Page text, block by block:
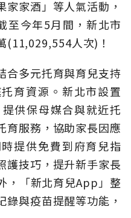
家酒」等人氣活動，
至今年5月間，新北市
(11,029,554人次)！
合多元托育與育兒支持
育資源。新北市設置
供保母媒合與就近托
育服務，協助家長因應
提供免費到府育兒指
護技巧，提升新手家長
，「新北育兒App」整
與疫苗提醒等功能，